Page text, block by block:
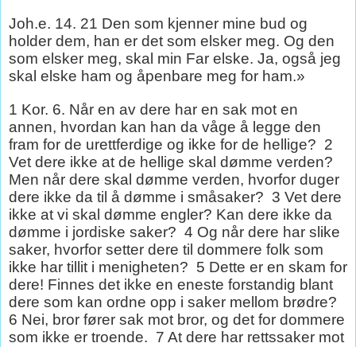
Joh.e. 14. 21 Den som kjenner mine bud og
holder dem, han er det som elsker meg. Og den
som elsker meg, skal min Far elske. Ja, også jeg
skal elske ham og åpenbare meg for ham.»
1 Kor. 6. Når en av dere har en sak mot en
annen, hvordan kan han da våge å legge den
fram for de urettferdige og ikke for de hellige? 2
Vet dere ikke at de hellige skal dømme verden?
Men når dere skal dømme verden, hvorfor duger
dere ikke da til å dømme i småsaker? 3 Vet dere
ikke at vi skal dømme engler? Kan dere ikke da
dømme i jordiske saker? 4 Og når dere har slike
saker, hvorfor setter dere til dommere folk som
ikke har tillit i menigheten? 5 Dette er en skam for
dere! Finnes det ikke en eneste forstandig blant
dere som kan ordne opp i saker mellom brødre?
6 Nei, bror fører sak mot bror, og det for dommere
som ikke er troende. 7 At dere har rettssaker mot